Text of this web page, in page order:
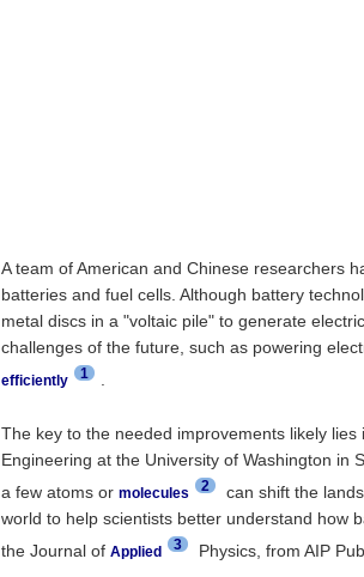
A team of American and Chinese researchers
batteries and fuel cells. Although battery
metal discs in a "voltaic pile" to generate
challenges of the future, such as powering
efficiently 1
The key to the needed improvements likely
Engineering at the University of Washington in
a few atoms or molecules 2
can shift the
world to help scientists better understand how
the Journal of Applied 3 Physics, from AIP